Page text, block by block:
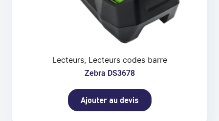
Lecteurs, Lecteurs codes barre
Zebra DS3678
Ajouter au devis